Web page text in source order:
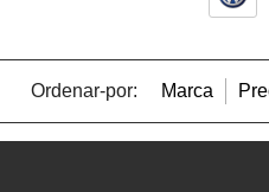
Ordenar-por: Marca